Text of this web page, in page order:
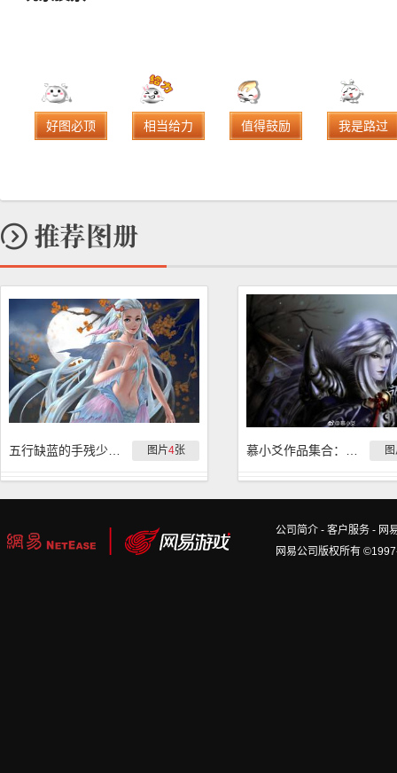
好图必顶 相当给力 值得鼓励 我是路过
图片4张
公司简介 - 客户服务 - 网
网易公司版权所有